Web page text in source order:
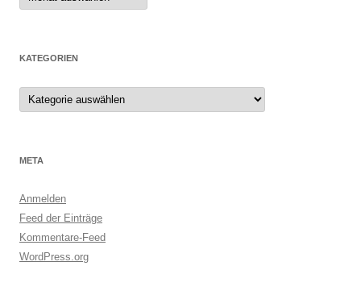
KATEGORIEN
Kategorien
META
Anmelden
Feed der Einträge
Kommentare-Feed
WordPress.org